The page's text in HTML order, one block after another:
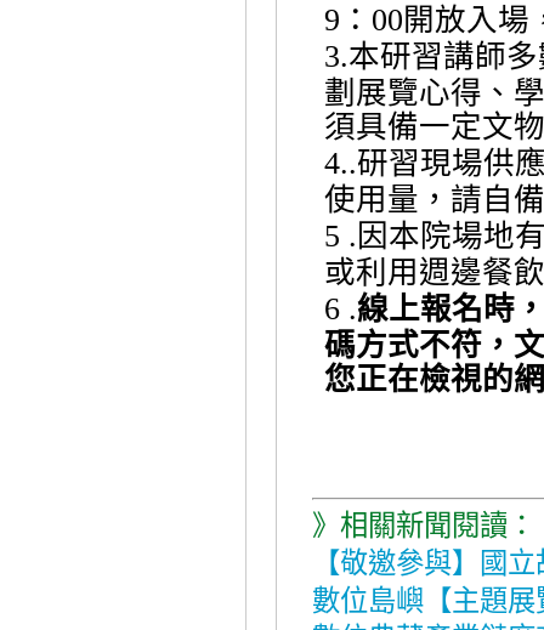
9 ： 00開放入場
3.本研習講師
劃展覽心得、
須具備一定文
4..研習現場供
使用量，請自
5 .因本院場地
或利用週邊餐
6 .線上報名時
碼方式不符，
您正在檢視的
》相關新聞閱讀：
【敬邀參與】國
數位島嶼【主題